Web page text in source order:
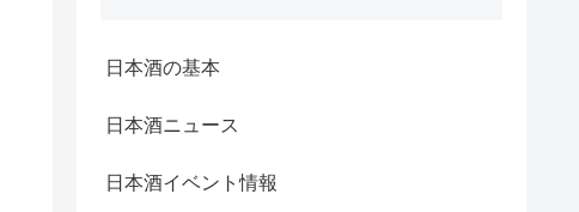
日本酒の基本
日本酒ニュース
日本酒イベント情報